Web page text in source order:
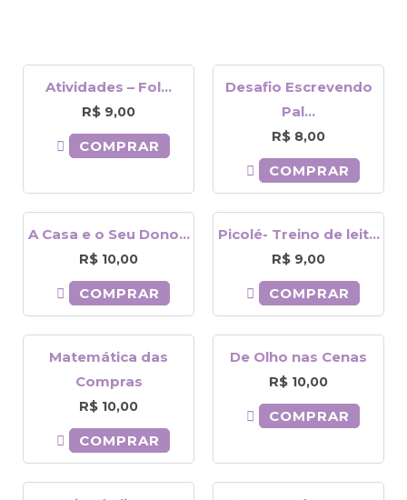
Atividades – Fol...
R$ 9,00
COMPRAR
Desafio Escrevendo
Pal...
R$ 8,00
COMPRAR
A Casa e o Seu Dono...
R$ 10,00
COMPRAR
Picolé- Treino de leit...
R$ 9,00
COMPRAR
Matemática das
Compras
R$ 10,00
COMPRAR
De Olho nas Cenas
R$ 10,00
COMPRAR